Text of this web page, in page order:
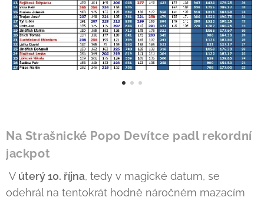
Na Strašnické Popo Devítce padl rekordní
jackpot
V úterý 10. října, tedy v magické datum, se
odehrál na tentokrát hodně náročném mazacím